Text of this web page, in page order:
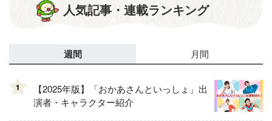
人気記事・連載ランキング
週間 月間
1
【2025年版】「おかあさんといっしょ」出
演者・キャラクター紹介